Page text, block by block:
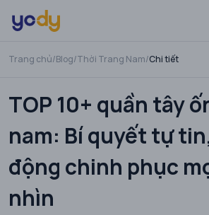
Trang chủ/Blog/Thời Trang Nam/Chi tiết
TOP 10+ quần tây
nam: Bí quyết tự
động chinh phục
nhìn